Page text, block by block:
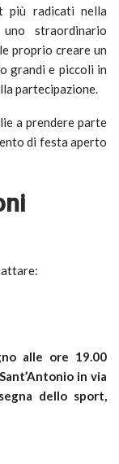
più radicati nella
straordinario
proprio creare un
grandi e piccoli in
partecipazione.
a prendere parte
di festa aperto
alle ore 19.00
in via
dello sport,